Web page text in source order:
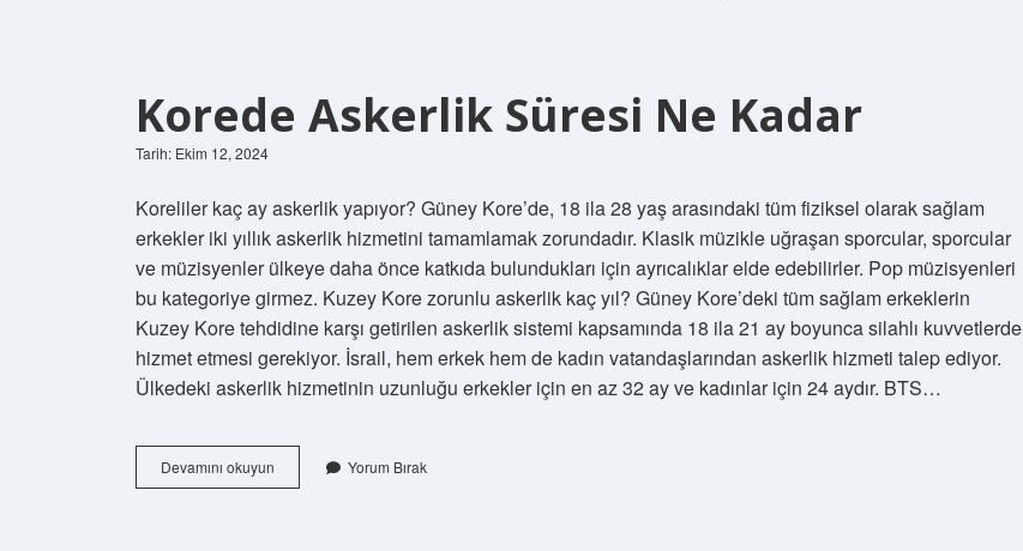
Korede Askerlik Süresi Ne Kadar
Tarih: Ekim 12, 2024
Koreliler kaç ay askerlik yapıyor? Güney Kore’de, 18 ila 28 yaş arasındaki tüm fiziksel olarak sağlam
erkekler iki yıllık askerlik hizmetini tamamlamak zorundadır. Klasik müzikle uğraşan sporcular, sporcular
ve müzisyenler ülkeye daha önce katkıda bulundukları için ayrıcalıklar elde edebilirler. Pop müzisyenleri
bu kategoriye girmez. Kuzey Kore zorunlu askerlik kaç yıl? Güney Kore’deki tüm sağlam erkeklerin
Kuzey Kore tehdidine karşı getirilen askerlik sistemi kapsamında 18 ila 21 ay boyunca silahlı kuvvetlerde
hizmet etmesi gerekiyor. İsrail, hem erkek hem de kadın vatandaşlarından askerlik hizmeti talep ediyor.
Ülkedeki askerlik hizmetinin uzunluğu erkekler için en az 32 ay ve kadınlar için 24 aydır. BTS…
Devamını okuyun
Askerlik
Yorum Bırak